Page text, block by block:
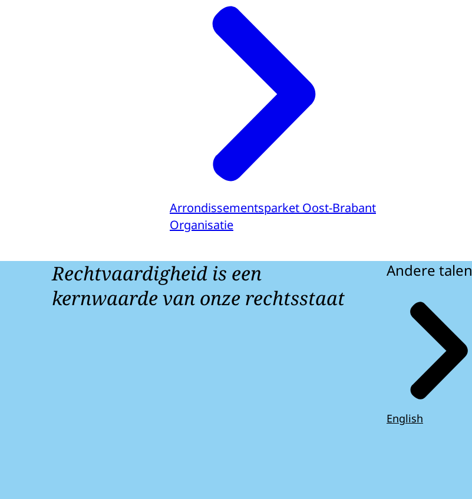
Arrondissementsparket Oost-Brabant
Organisatie
Rechtvaardigheid is een
kernwaarde van onze rechtsstaat
Andere talen
English